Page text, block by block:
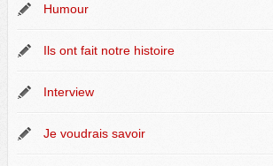
Humour
Ils ont fait notre histoire
Interview
Je voudrais savoir